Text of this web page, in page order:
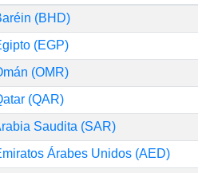
(BHD)
(EGP)
(OMR)
(QAR)
Saudita (SAR)
Árabes Unidos (AED)